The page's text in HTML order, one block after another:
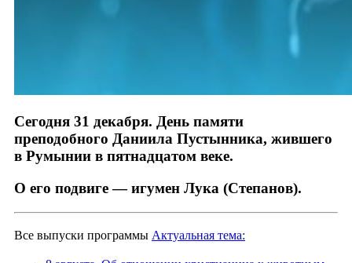
Сегодня 31 декабря. День памяти
преподобного Даниила Пустынника, жившего
в Румынии в пятнадцатом веке.
О его подвиге — игумен Лука (Степанов).
Все выпуски программы Актуальная тема: